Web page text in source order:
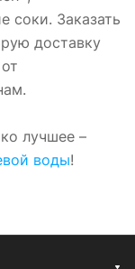
соки. Заказать
доставку
лучшее –
воды!